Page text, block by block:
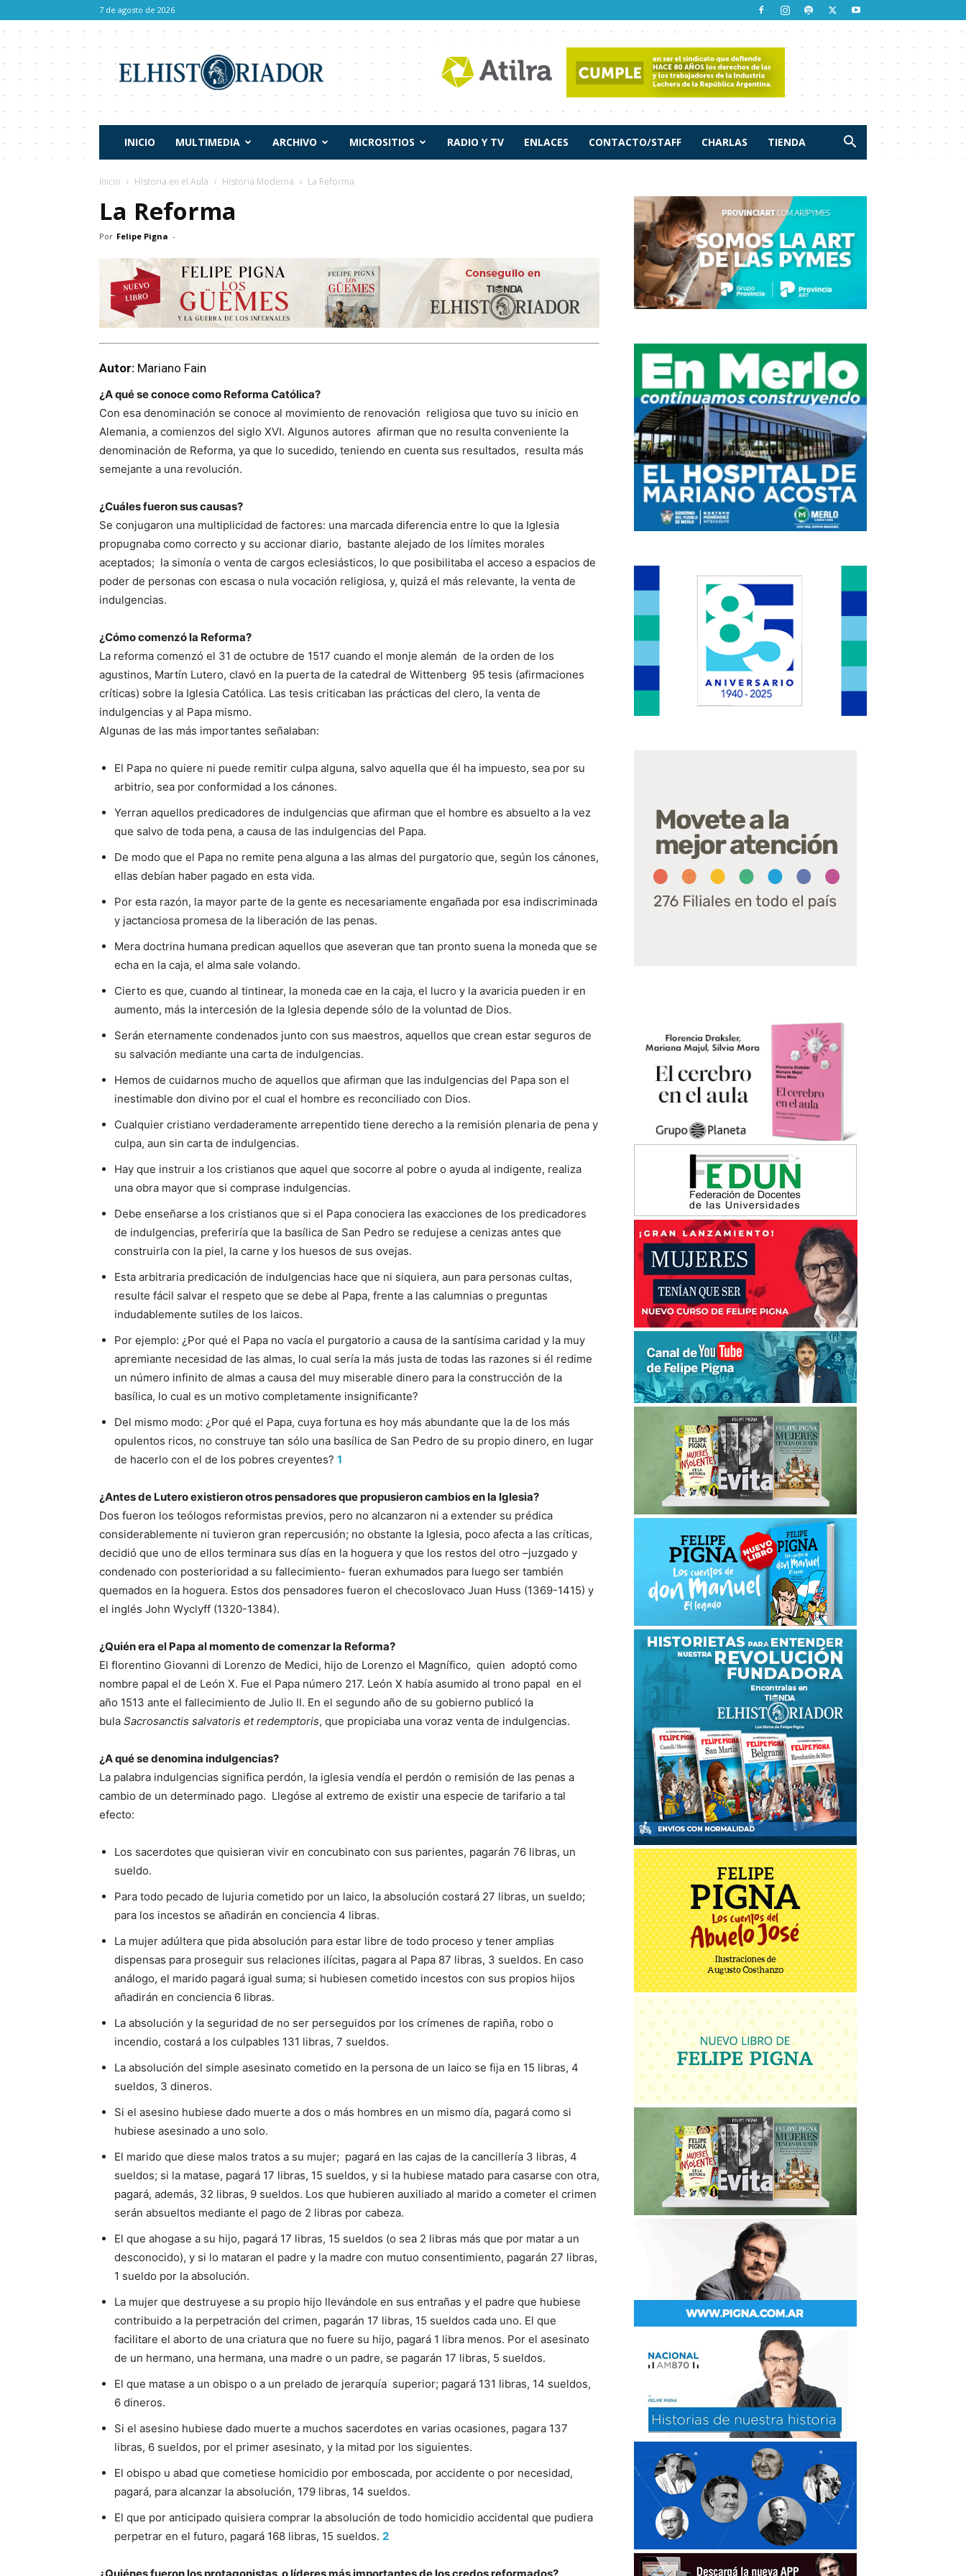
7 de agosto de 2026
Historiador
INICIO MULTIMEDIA ARCHIVO MICROSITIOS RADIO Y TV ENLACES CONTACTO/STAFF CHARLAS TIENDA
Inicio Historia en el Aula Historia Moderna La Reforma
La Reforma
Por Felipe Pigna -
Autor: Mariano Fain
¿A qué se conoce como Reforma Católica?
Con esa denominación se conoce al movimiento de renovación religiosa que tuvo su inicio en
Alemania, a comienzos del siglo XVI. Algunos autores afirman que no resulta conveniente la
denominación de Reforma, ya que lo sucedido, teniendo en cuenta sus resultados, resulta más
semejante a una revolución.
¿Cuáles fueron sus causas?
Se conjugaron una multiplicidad de factores: una marcada diferencia entre lo que la Iglesia
propugnaba como correcto y su accionar diario, bastante alejado de los límites morales
aceptados; la simonía o venta de cargos eclesiásticos, lo que posibilitaba el acceso a espacios de
poder de personas con escasa o nula vocación religiosa, y, quizá el más relevante, la venta de
indulgencias.
¿Cómo comenzó la Reforma?
La reforma comenzó el 31 de octubre de 1517 cuando el monje alemán de la orden de los
agustinos, Martín Lutero, clavó en la puerta de la catedral de Wittenberg 95 tesis (afirmaciones
críticas) sobre la Iglesia Católica. Las tesis criticaban las prácticas del clero, la venta de
indulgencias y al Papa mismo.
Algunas de las más importantes señalaban:
El Papa no quiere ni puede remitir culpa alguna, salvo aquella que él ha impuesto, sea por su
arbitrio, sea por conformidad a los cánones.
Yerran aquellos predicadores de indulgencias que afirman que el hombre es absuelto a la vez
que salvo de toda pena, a causa de las indulgencias del Papa.
De modo que el Papa no remite pena alguna a las almas del purgatorio que, según los cánones,
ellas debían haber pagado en esta vida.
Por esta razón, la mayor parte de la gente es necesariamente engañada por esa indiscriminada
y jactanciosa promesa de la liberación de las penas.
Mera doctrina humana predican aquellos que aseveran que tan pronto suena la moneda que se
echa en la caja, el alma sale volando.
Cierto es que, cuando al tintinear, la moneda cae en la caja, el lucro y la avaricia pueden ir en
aumento, más la intercesión de la Iglesia depende sólo de la voluntad de Dios.
Serán eternamente condenados junto con sus maestros, aquellos que crean estar seguros de
su salvación mediante una carta de indulgencias.
Hemos de cuidarnos mucho de aquellos que afirman que las indulgencias del Papa son el
inestimable don divino por el cual el hombre es reconciliado con Dios.
Cualquier cristiano verdaderamente arrepentido tiene derecho a la remisión plenaria de pena y
culpa, aun sin carta de indulgencias.
Hay que instruir a los cristianos que aquel que socorre al pobre o ayuda al indigente, realiza
una obra mayor que si comprase indulgencias.
Debe enseñarse a los cristianos que si el Papa conociera las exacciones de los predicadores
de indulgencias, preferiría que la basílica de San Pedro se redujese a cenizas antes que
construirla con la piel, la carne y los huesos de sus ovejas.
Esta arbitraria predicación de indulgencias hace que ni siquiera, aun para personas cultas,
resulte fácil salvar el respeto que se debe al Papa, frente a las calumnias o preguntas
indudablemente sutiles de los laicos.
Por ejemplo: ¿Por qué el Papa no vacía el purgatorio a causa de la santísima caridad y la muy
apremiante necesidad de las almas, lo cual sería la más justa de todas las razones si él redime
un número infinito de almas a causa del muy miserable dinero para la construcción de la
basílica, lo cual es un motivo completamente insignificante?
Del mismo modo: ¿Por qué el Papa, cuya fortuna es hoy más abundante que la de los más
opulentos ricos, no construye tan sólo una basílica de San Pedro de su propio dinero, en lugar
de hacerlo con el de los pobres creyentes? 1
¿Antes de Lutero existieron otros pensadores que propusieron cambios en la Iglesia?
Dos fueron los teólogos reformistas previos, pero no alcanzaron ni a extender su prédica
considerablemente ni tuvieron gran repercusión; no obstante la Iglesia, poco afecta a las críticas,
decidió que uno de ellos terminara sus días en la hoguera y que los restos del otro –juzgado y
condenado con posterioridad a su fallecimiento- fueran exhumados para luego ser también
quemados en la hoguera. Estos dos pensadores fueron el checoslovaco Juan Huss (1369-1415) y
el inglés John Wyclyff (1320-1384).
¿Quién era el Papa al momento de comenzar la Reforma?
El florentino Giovanni di Lorenzo de Medici, hijo de Lorenzo el Magnífico, quien adoptó como
nombre papal el de León X. Fue el Papa número 217. León X había asumido al trono papal en el
año 1513 ante el fallecimiento de Julio II. En el segundo año de su gobierno publicó la
bula Sacrosanctis salvatoris et redemptoris, que propiciaba una voraz venta de indulgencias.
¿A qué se denomina indulgencias?
La palabra indulgencias significa perdón, la iglesia vendía el perdón o remisión de las penas a
cambio de un determinado pago. Llegóse al extremo de existir una especie de tarifario a tal
efecto:
Los sacerdotes que quisieran vivir en concubinato con sus parientes, pagarán 76 libras, un
sueldo.
Para todo pecado de lujuria cometido por un laico, la absolución costará 27 libras, un sueldo;
para los incestos se añadirán en conciencia 4 libras.
La mujer adúltera que pida absolución para estar libre de todo proceso y tener amplias
dispensas para proseguir sus relaciones ilícitas, pagara al Papa 87 libras, 3 sueldos. En caso
análogo, el marido pagará igual suma; si hubiesen cometido incestos con sus propios hijos
añadirán en conciencia 6 libras.
La absolución y la seguridad de no ser perseguidos por los crímenes de rapiña, robo o
incendio, costará a los culpables 131 libras, 7 sueldos.
La absolución del simple asesinato cometido en la persona de un laico se fija en 15 libras, 4
sueldos, 3 dineros.
Si el asesino hubiese dado muerte a dos o más hombres en un mismo día, pagará como si
hubiese asesinado a uno solo.
El marido que diese malos tratos a su mujer; pagará en las cajas de la cancillería 3 libras, 4
sueldos; si la matase, pagará 17 libras, 15 sueldos, y si la hubiese matado para casarse con otra,
pagará, además, 32 libras, 9 sueldos. Los que hubieren auxiliado al marido a cometer el crimen
serán absueltos mediante el pago de 2 libras por cabeza.
El que ahogase a su hijo, pagará 17 libras, 15 sueldos (o sea 2 libras más que por matar a un
desconocido), y si lo mataran el padre y la madre con mutuo consentimiento, pagarán 27 libras,
1 sueldo por la absolución.
La mujer que destruyese a su propio hijo llevándole en sus entrañas y el padre que hubiese
contribuido a la perpetración del crimen, pagarán 17 libras, 15 sueldos cada uno. El que
facilitare el aborto de una criatura que no fuere su hijo, pagará 1 libra menos. Por el asesinato
de un hermano, una hermana, una madre o un padre, se pagarán 17 libras, 5 sueldos.
El que matase a un obispo o a un prelado de jerarquía superior; pagará 131 libras, 14 sueldos,
6 dineros.
Si el asesino hubiese dado muerte a muchos sacerdotes en varias ocasiones, pagara 137
libras, 6 sueldos, por el primer asesinato, y la mitad por los siguientes.
El obispo u abad que cometiese homicidio por emboscada, por accidente o por necesidad,
pagará, para alcanzar la absolución, 179 libras, 14 sueldos.
El que por anticipado quisiera comprar la absolución de todo homicidio accidental que pudiera
perpetrar en el futuro, pagará 168 libras, 15 sueldos. 2